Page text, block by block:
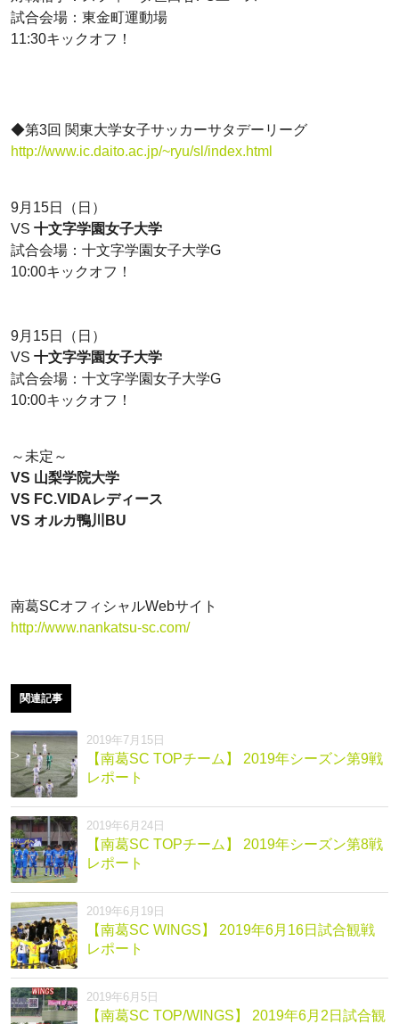
試合会場：東金町運動場
11:30キックオフ！
◆第3回 関東大学女子サッカーサタデーリーグ
http://www.ic.daito.ac.jp/~ryu/sl/index.html
9月15日（日）
VS 十文字学園女子大学
試合会場：十文字学園女子大学G
10:00キックオフ！
9月15日（日）
VS 十文字学園女子大学
試合会場：十文字学園女子大学G
10:00キックオフ！
～未定～
VS 山梨学院大学
VS FC.VIDAレディース
VS オルカ鴨川BU
南葛SCオフィシャルWebサイト
http://www.nankatsu-sc.com/
関連記事
2019年7月15日
【南葛SC TOPチーム】 2019年シーズン第9戦
レポート
2019年6月24日
【南葛SC TOPチーム】 2019年シーズン第8戦
レポート
2019年6月19日
【南葛SC WINGS】 2019年6月16日試合観戦
レポート
2019年6月5日
【南葛SC TOP/WINGS】 2019年6月2日試合観